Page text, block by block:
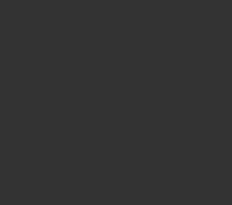
auf seinen Führerschein
ab sofort auch in Waltrop und
ein DeutschlandTicket für drei